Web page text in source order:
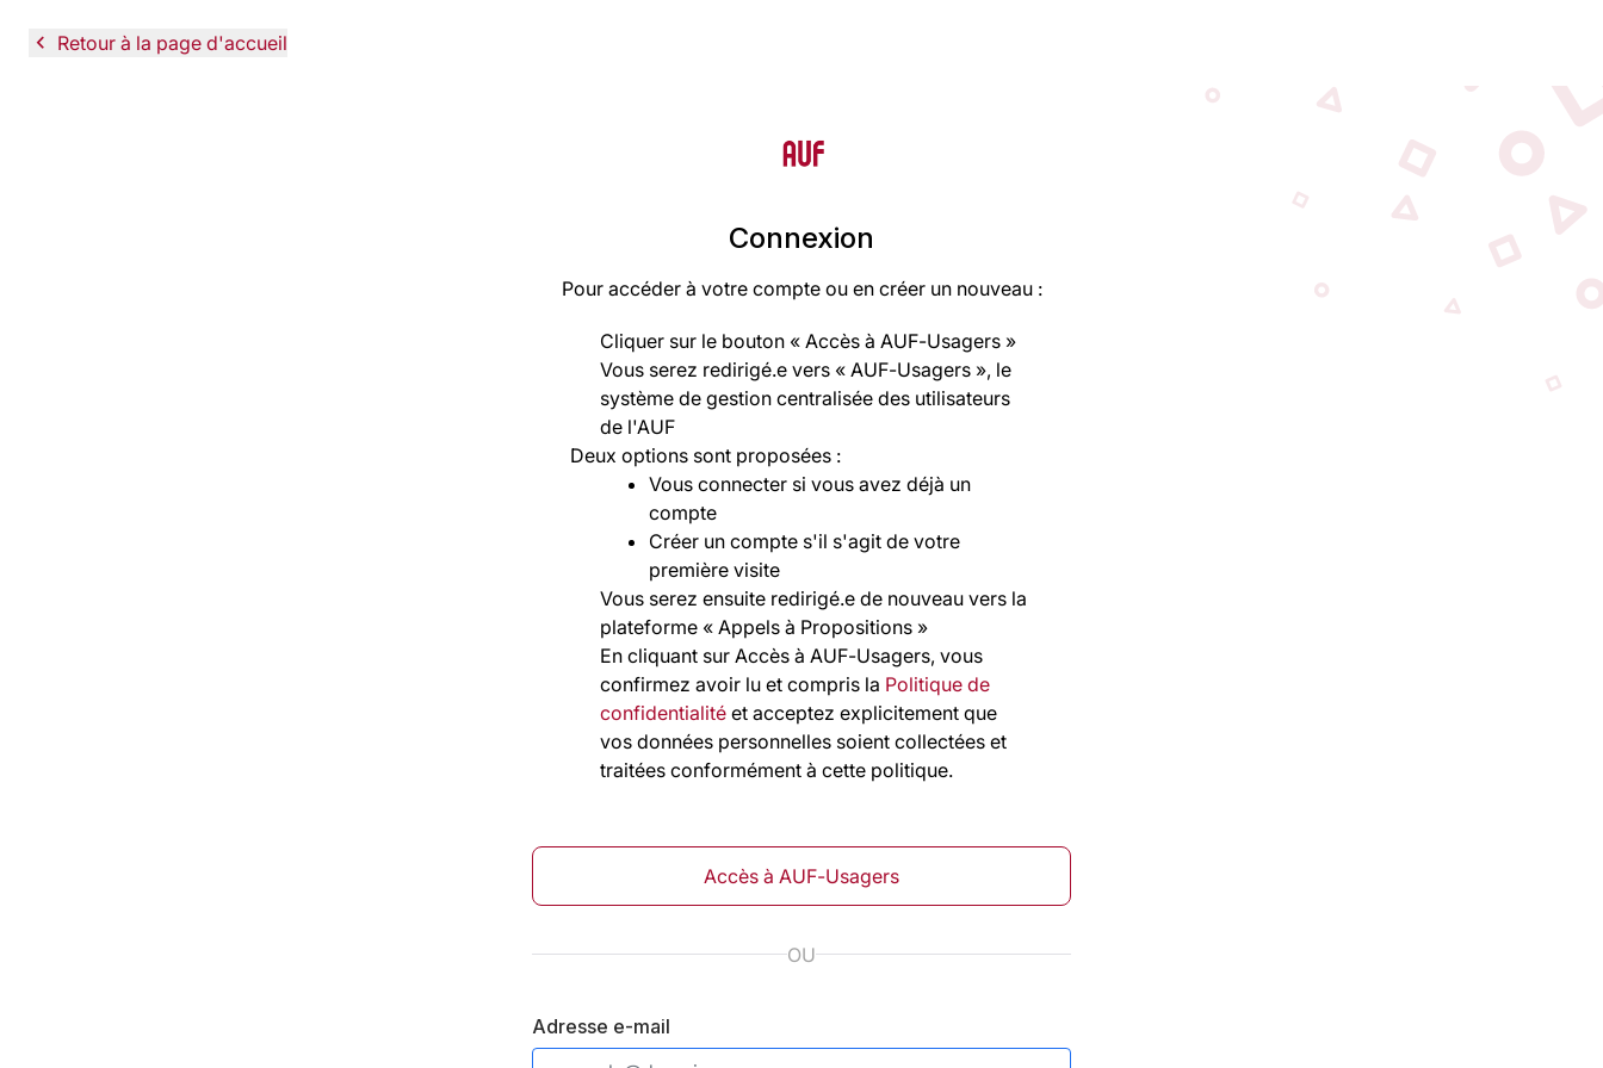
navigate_before Retour à la page d'accueil
Logo
Connexion
Pour accéder à votre compte ou en créer un nouveau :
Cliquer sur le bouton « Accès à AUF-Usagers »
Vous serez redirigé.e vers « AUF-Usagers », le
système de gestion centralisée des utilisateurs
de l'AUF
Deux options sont proposées :
Vous connecter si vous avez déjà un
compte
Créer un compte s'il s'agit de votre
première visite
Vous serez ensuite redirigé.e de nouveau vers la
plateforme « Appels à Propositions »
En cliquant sur Accès à AUF-Usagers, vous
confirmez avoir lu et compris la Politique de
confidentialité et acceptez explicitement que
vos données personnelles soient collectées et
traitées conformément à cette politique.
Accès à AUF-Usagers
OU
Adresse e-mail